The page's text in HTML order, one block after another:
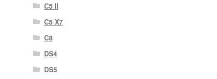
C5 II
C5 X7
C8
DS4
DS5